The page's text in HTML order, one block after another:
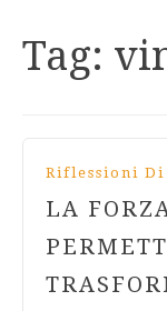
Tag:
Riflessioni Di
LA